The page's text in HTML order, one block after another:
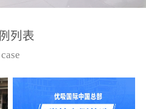
高技能的团队。汇聚了众
取得了多项产品技术专利
和多项国家版权局著作
列表
case